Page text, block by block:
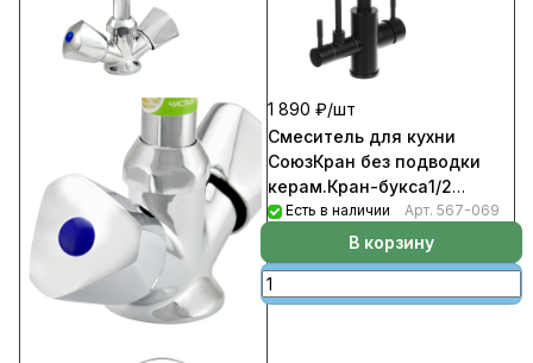
1 890 ₽/шт
Смеситель для кухни
СоюзКран без подводки
керам.Кран-букса1/2
шпилька цинк
Есть в наличии Арт. 567-069
В корзину